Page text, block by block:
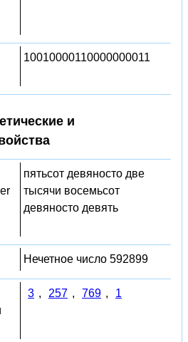
10010000110000000011
и
пятьсот девяносто две
тысячи восемьсот
девяносто девять
Нечетное число 592899
3 , 257 , 769 , 1